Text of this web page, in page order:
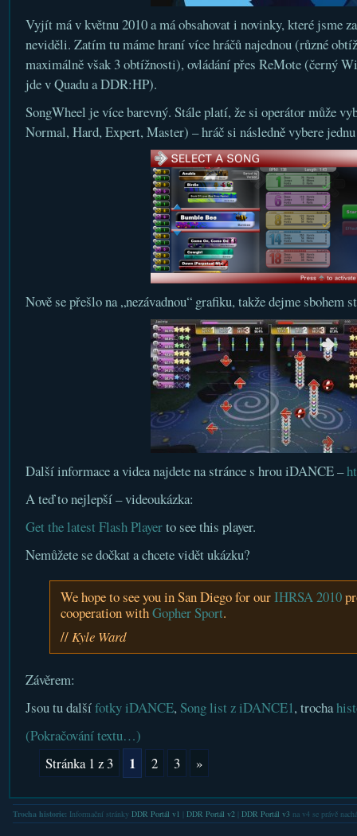
Vyjít má v květnu 2010 a má obsahovat i novinky, které jsme
neviděli. Zatím tu máme hraní více hráčů najednou (různé
maximálně však 3 obtížnosti), ovládání přes ReMote (černý
jde v Quadu a DDR:HP).
SongWheel je více barevný. Stále platí, že si operátor může
Normal, Hard, Expert, Master) – hráč si následně vybere
Nově se přešlo na „nezávadnou“ grafiku, takže dejme sbohem
Další informace a videa najdete na stránce s hrou iDANCE –
A teď to nejlepší – videoukázka:
Get the latest Flash Playerto see this player.
Nemůžete se dočkat a chcete vidět ukázku?
We hope to see you in San Diego for ourIHRSA 2010
cooperation withGopher Sport.
//Kyle Ward
Závěrem:
Jsou tu dalšífotky iDANCE, Song list z iDANCE1, trocha
(Pokračování textu…)
Stránka 1 z 3
1 2 3 »
Trocha historie: Informační stránky DDR Portál v1 DDR Portál v2| DDR Portál v3na v4 se právě